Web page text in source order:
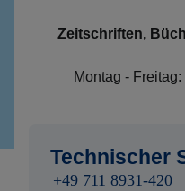
Zeitschriften,
Montag -
Technischer
+49 711 8931-420